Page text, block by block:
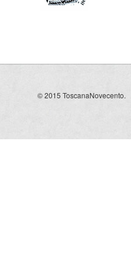
© 2015 ToscanaNovecento.